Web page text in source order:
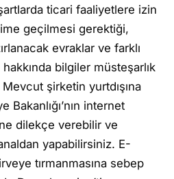
ticari faaliyetlere izin
geçilmesi gerektiği,
evraklar ve farklı
bilgiler müsteşarlık
şirketin yurtdışına
Bakanlığı’nın internet
dilekçe verebilir ve
yapabilirsiniz. E-
tırmanmasına sebep